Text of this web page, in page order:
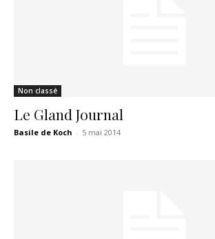
Non classé
Le Gland Journal
Basile de Koch - 5 mai 2014